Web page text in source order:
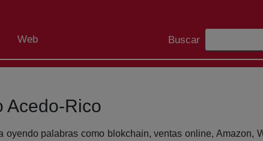
Web
Search Bar
Buscar
Acedo-Rico
oyendo palabras como blokchain, ventas online, Amazon,